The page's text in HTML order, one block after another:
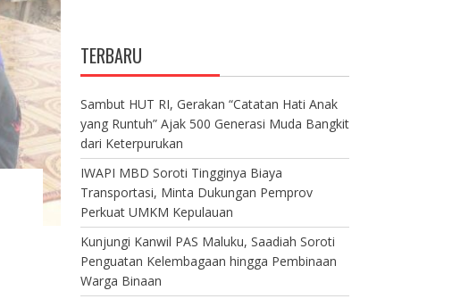
TERBARU
Sambut HUT RI, Gerakan “Catatan Hati Anak
yang Runtuh” Ajak 500 Generasi Muda Bangkit
dari Keterpurukan
IWAPI MBD Soroti Tingginya Biaya
Transportasi, Minta Dukungan Pemprov
Perkuat UMKM Kepulauan
Kunjungi Kanwil PAS Maluku, Saadiah Soroti
Penguatan Kelembagaan hingga Pembinaan
Warga Binaan